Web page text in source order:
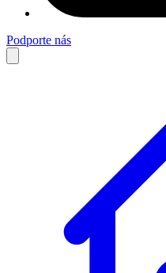
Podporte nás